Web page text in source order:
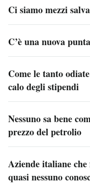
Ci siamo mezzi
C’è una nuova
Come le tanto
calo degli stipendi
Nessuno sa bene
prezzo del petrolio
Aziende italiane
quasi nessuno